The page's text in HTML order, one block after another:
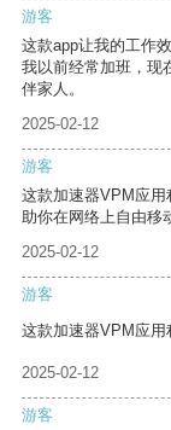
游客
这款app让我的工作
我以前经常加班，现
伴家人。
2025-02-12
游客
这款加速器VPM应
助你在网络上自由移
2025-02-12
游客
这款加速器VPM应用
2025-02-12
游客